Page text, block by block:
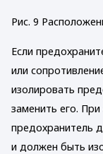
Рис. 9
Если
или
изолировать
заменить его.
предохранитель
и должен быть